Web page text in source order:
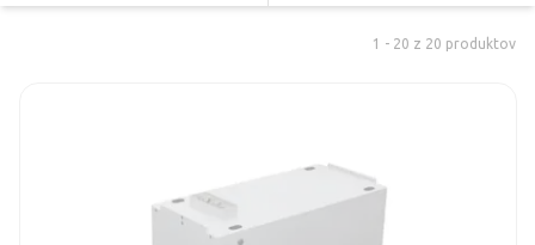
1 - 20 z 20 produktov